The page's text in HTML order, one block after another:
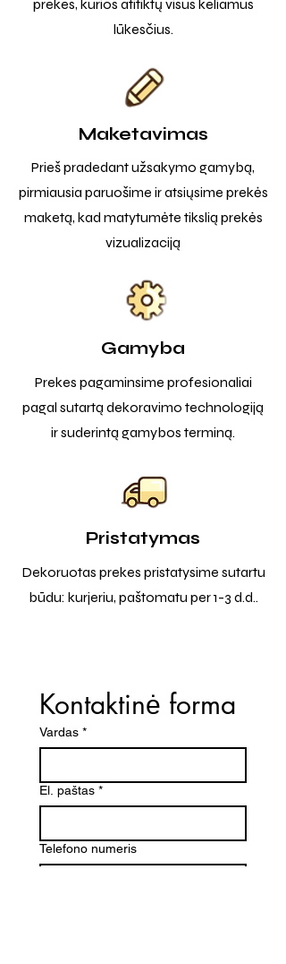
prekes, kurios atitiktų visus keliamus
lūkesčius.
Maketavimas
Prieš pradedant užsakymo gamybą,
pirmiausia paruošime ir atsiųsime prekės
maketą, kad matytumėte tikslią prekės
vizualizaciją
Gamyba
Prekes pagaminsime profesionaliai
pagal sutartą dekoravimo technologiją
ir suderintą gamybos terminą.
Pristatymas
Dekoruotas prekes pristatysime sutartu
būdu: kurjeriu, paštomatu per 1-3 d.d..
Kontaktinė forma
Vardas *
El. paštas *
Telefono numeris